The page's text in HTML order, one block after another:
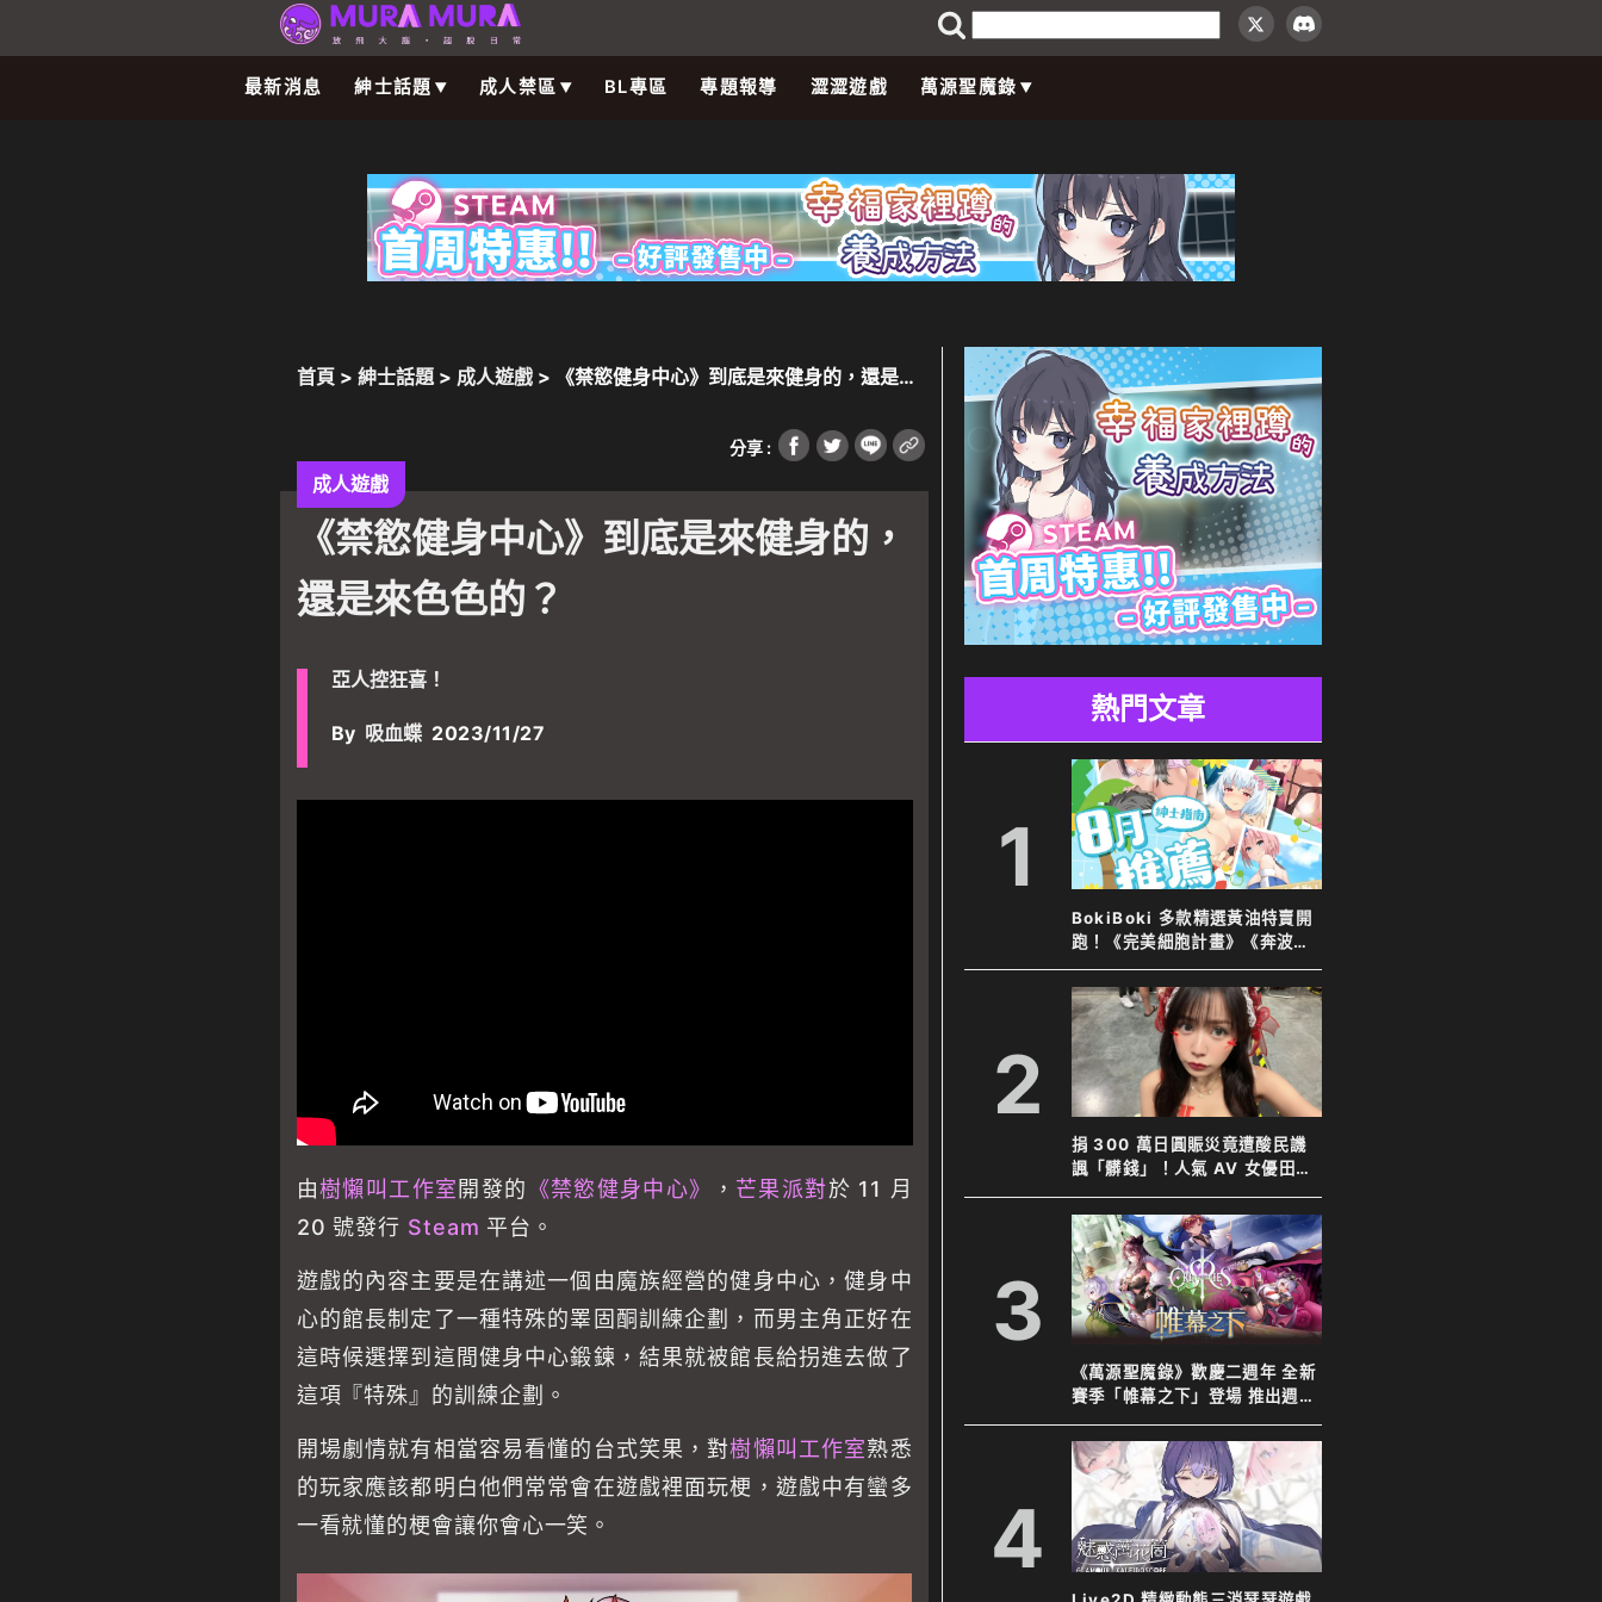
最新消息 紳士話題 成人禁區 BL專區 專題報導 澀澀遊戲 萬源聖魔錄
首頁 > 紳士話題> 成人遊戲> 《禁慾健身中心》到底是來健身的，還是來
分享 :
成人遊戲
《禁慾健身中心》到底是來健身的，
還是來色色的？
亞人控狂喜！
By 吸血蝶 2023/11/27
由樹懶叫工作室 開發的 《禁慾健身中心》 ， 芒果派對於 11 月
20 號發行 Steam 平台。
遊戲的內容主要是在講述一個由魔族經營的健身中心，健身中
心的館長制定了一種特殊的睪固酮訓練企劃，而男主角正好在
這時候選擇到這間健身中心鍛鍊，結果就被館長給拐進去做了
這項『特殊』的訓練企劃。
開場劇情就有相當容易看懂的台式笑果，對樹懶叫工作室熟悉
的玩家應該都明白他們常常會在遊戲裡面玩梗，遊戲中有蠻多
一看就懂的梗會讓你會心一笑。
熱門文章
1
BokiBoki 多款精選黃油特賣開
跑！《完美細胞計畫》《奔波的
綾子小姐》等新舊作下殺７８
折！
2
捐 300 萬日圓賑災竟遭酸民譏
諷「髒錢」！人氣 AV 女優田野
憂霸氣反擊表示善意不分貴賤
3
《萬源聖魔錄》歡慶二週年 全新
賽季「帷幕之下」登場 推出週年
特別活動以及限定英雄「上官靖
兒」
4